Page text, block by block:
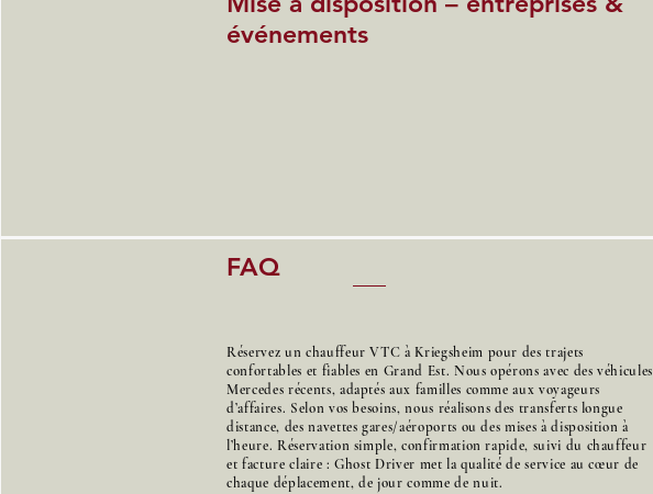
événements
FAQ
Réservez un chauffeur VTC à Kriegsheim pour des trajets
confortables et fiables en Grand Est. Nous opérons avec des véhicules
Mercedes récents, adaptés aux familles comme aux voyageurs
d’affaires. Selon vos besoins, nous réalisons des transferts longue
distance, des navettes gares/aéroports ou des mises à disposition à
l’heure. Réservation simple, confirmation rapide, suivi du chauffeur
et facture claire : Ghost Driver met la qualité de service au cœur de
chaque déplacement, de jour comme de nuit.